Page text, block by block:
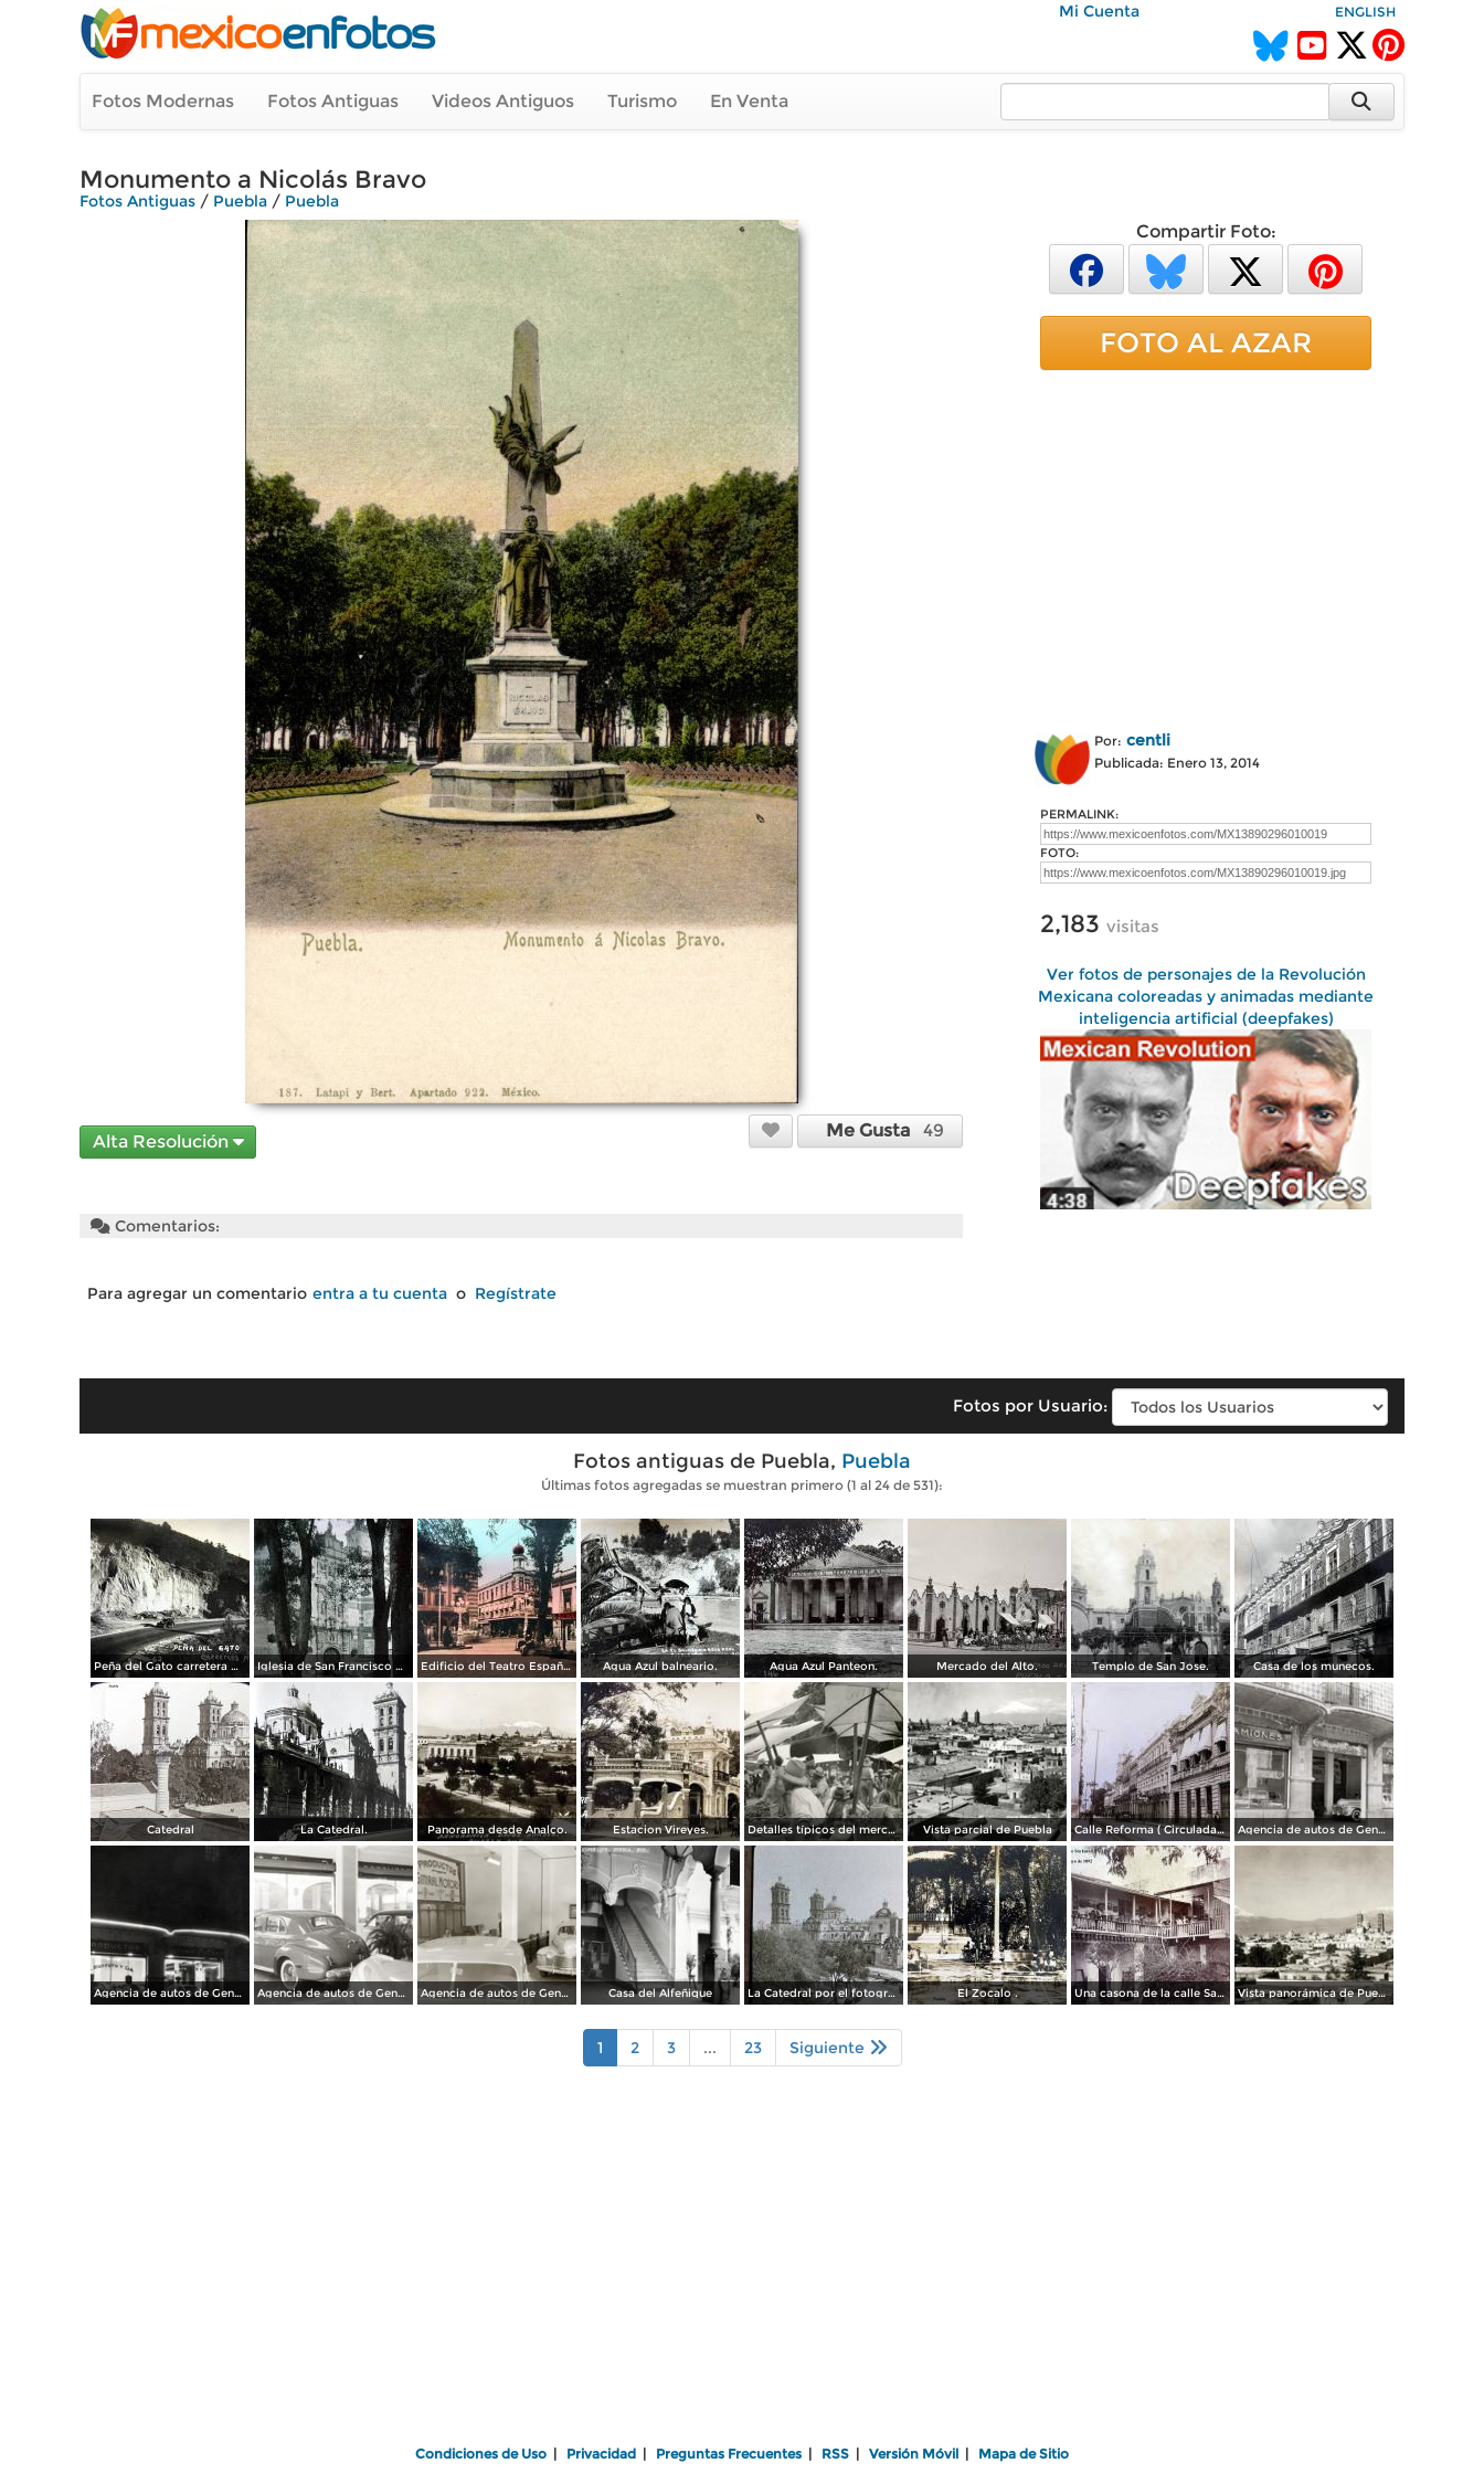
Mi Cuenta ENGLISH
Fotos Modernas Fotos Antiguas Videos Antiguos Turismo En Venta
Monumento a Nicolás Bravo
Fotos Antiguas / Puebla / Puebla
Alta Resolución
Me Gusta 49
Comentarios:
Para agregar un comentario entra a tu cuenta o Regístrate
Compartir Foto:
FOTO AL AZAR
Por: centli
Publicada: Enero 13, 2014
PERMALINK:
FOTO:
2,183 visitas
Ver fotos de personajes de la Revolución
Mexicana coloreadas y animadas mediante
inteligencia artificial (deepfakes)
Fotos por Usuario:
Fotos antiguas de Puebla, Puebla
Últimas fotos agregadas se muestran primero (1 al 24 de 531):
Peña del Gato carretera Mexico-Puebla Iglesia de San Francisco por el Fotógrafo Hugo Brehme. Edificio del Teatro Español. Agua Azul balneario. Agua Azul Panteon. Mercado del Alto. Templo de San Jose. Casa de los munecos.
Catedral La Catedral. Panorama desde Analco. Estacion Vireyes. Detalles típicos del mercado Vista parcial de Puebla Calle Reforma ( Circulada el 15 de Marzo de 1933 ). Agencia de autos de General Motors
Agencia de autos de General Motors Agencia de autos de General Motors Agencia de autos de General Motors Casa del Alfeñique La Catedral por el fotografo William H. Rau. El Zocalo . Una casona de la calle Santa Ines # 5 ( Fechada el 5 de Mayo de 1892 ). Vista panorámica de Puebla, con volcanes Popocatépetl (izq.) e Iztaccíhuatl (der.)
1 2 3 ... 23 Siguiente
Condiciones de Uso Privacidad Preguntas Frecuentes RSS Versión Móvil Mapa de Sitio